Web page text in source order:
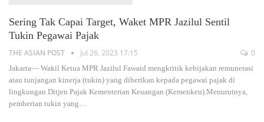
Sering Tak Capai Target, Waket MPR Jazilul Sentil
Tukin Pegawai Pajak
THE ASIAN POST Jul 26, 2023 17:15 0
Jakarta— Wakil Ketua MPR Jazilul Fawaid mengkritik kebijakan remunerasi
atau tunjangan kinerja (tukin) yang diberikan kepada pegawai pajak di
lingkungan Ditjen Pajak Kementerian Keuangan (Kemenkeu).Menurutnya,
pemberian tukin yang